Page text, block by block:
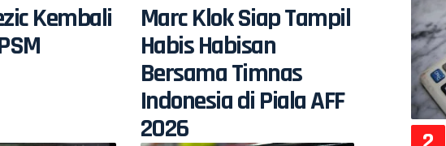
Kembali
Marc Klok Siap Tampil
Habis Habisan
Bersama Timnas
Indonesia di Piala AFF
2026